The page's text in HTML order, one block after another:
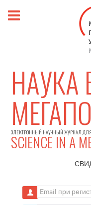
НАУКА
ЭЛЕКТРОННЫЙ НАУЧНЫЙ ЖУРНАЛ
SCIENCE IN A
Email при